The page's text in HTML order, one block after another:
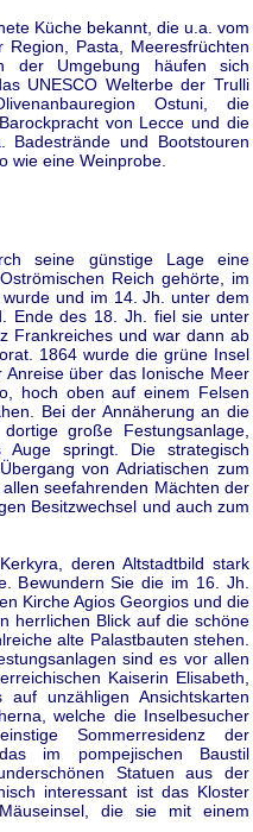
Küche bekannt, die u.a. vom
Pasta, Meeresfrüchten
der Umgebung häufen sich
UNESCO Welterbe der Trulli
Ostuni, die
von Lecce und die
Badestrände und Bootstouren
wie eine Weinprobe.
seine günstige Lage eine
Reich gehörte, im
und im 14. Jh. unter dem
Ende des 18. Jh. fiel sie unter
Frankreiches und war dann ab
1864 wurde die grüne Insel
Anreise über das Ionische Meer
hoch oben auf einem Felsen
Bei der Annäherung an die
große Festungsanlage,
springt. Die strategisch
von Adriatischen zum
seefahrenden Mächten der
Besitzwechsel und auch zum
deren Altstadtbild stark
Bewundern Sie die im 16. Jh.
Kirche Agios Georgios und die
herrlichen Blick auf die schöne
alte Palastbauten stehen.
sind es vor allen
Kaiserin Elisabeth,
unzähligen Ansichtskarten
welche die Inselbesucher
Sommerresidenz der
im pompejischen Baustil
Statuen aus der
interessant ist das Kloster
die sie mit einem